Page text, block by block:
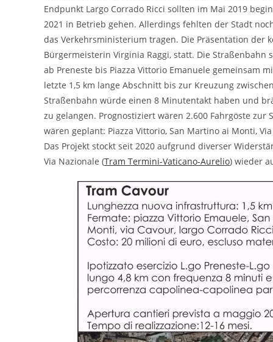
Endpunkt Largo Corrado Ricci sollten im Mai 2019
2021 in Betrieb gehen. Allerdings fehlten der Stadt
das Verkehrsministerium tragen. Die Präsentation der
Bürgermeisterin Virginia Raggi, statt. Die
ab Preneste bis Piazza Vittorio Emanuele gemeinsam
letzte 1,5 km lange Abschnitt bis zur Kreuzung
Straßenbahn würde einen 8 Minutentakt haben und
zu gelangen. Prognostiziert wären 2.600 Fahrgöste
wären geplant: Piazza Vittorio, San Martino ai Monti,
Das Projekt stockt seit 2020 aufgrund diverser
Via Nazionale (Tram Termini-Vaticano-Aurelio) wieder